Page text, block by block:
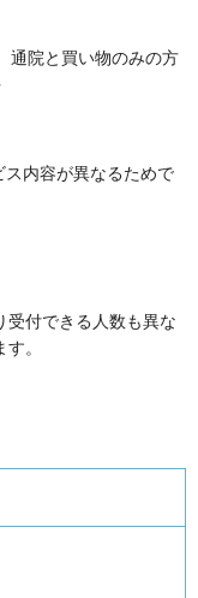
通院と買い物のみの方
内容が異なるためで
受付できる人数も異な
。